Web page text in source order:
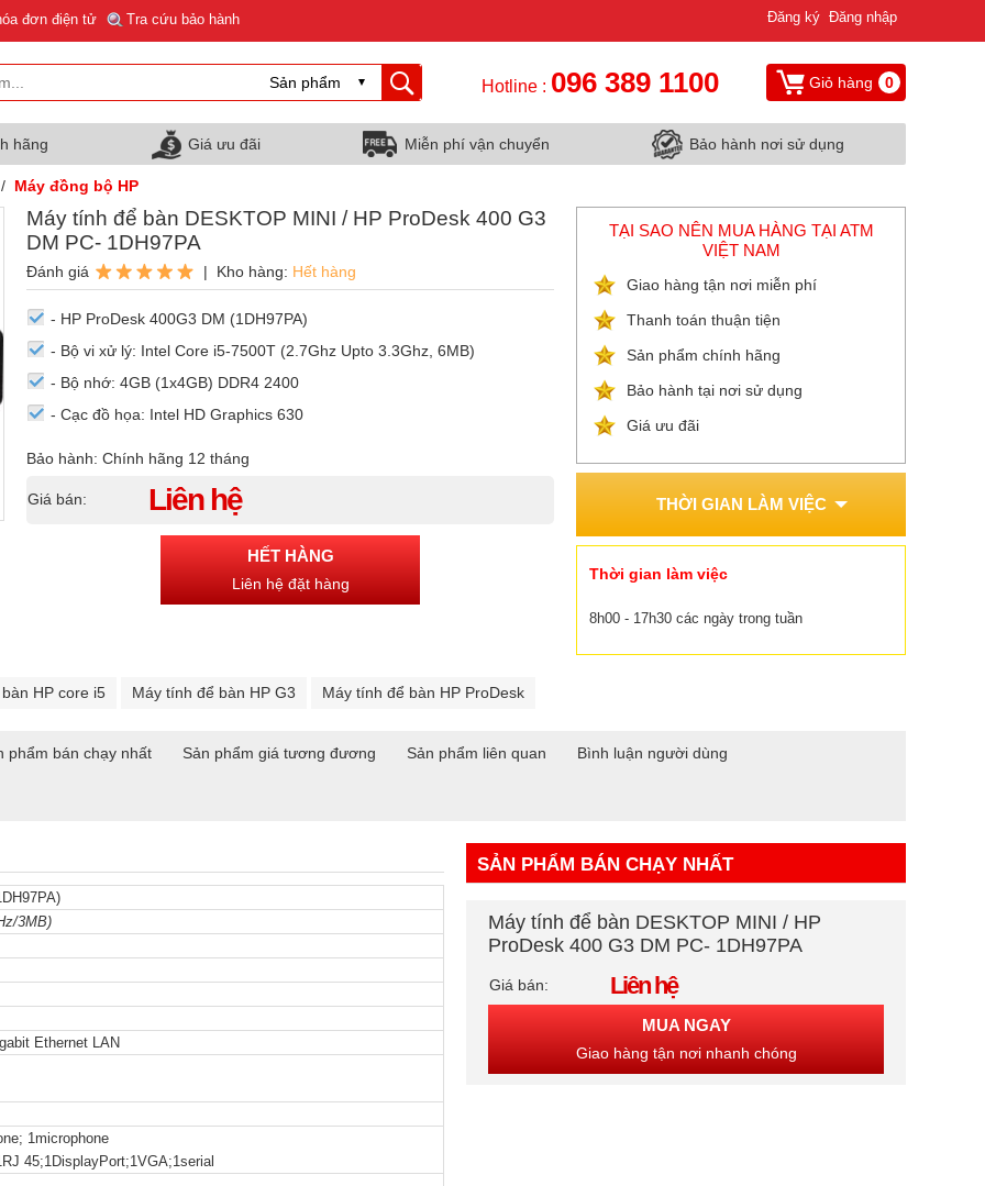
đơn điện tử Tra cứu bảo hành Đăng ký Đăng nhập
Hotline : 096 389 1100 Giỏ hàng 0
hãng Giá ưu đãi Miễn phí vận chuyển Bảo hành nơi sử dụng
/ Máy đồng bộ HP
Máy tính để bàn DESKTOP MINI / HP ProDesk 400 G3
DM PC- 1DH97PA
Đánh giá | Kho hàng: Hết hàng
- HP ProDesk 400G3 DM (1DH97PA)
- Bộ vi xử lý: Intel Core i5-7500T (2.7Ghz Upto 3.3Ghz, 6MB)
- Bộ nhớ: 4GB (1x4GB) DDR4 2400
- Cạc đồ họa: Intel HD Graphics 630
Bảo hành: Chính hãng 12 tháng
Giá bán: Liên hệ
HẾT HÀNG
Liên hệ đặt hàng
TẠI SAO NÊN MUA HÀNG TẠI ATM
VIỆT NAM
Giao hàng tận nơi miễn phí
Thanh toán thuận tiện
Sản phẩm chính hãng
Bảo hành tại nơi sử dụng
Giá ưu đãi
THỜI GIAN LÀM VIỆC
Thời gian làm việc
8h00 - 17h30 các ngày trong tuần
HP core i5 Máy tính để bàn HP G3 Máy tính để bàn HP ProDesk
phẩm bán chạy nhất Sản phẩm giá tương đương Sản phẩm liên quan Bình luận người dùng
3MB)
Ethernet LAN
1microphone
45;1DisplayPort;1VGA;1serial
SẢN PHẨM BÁN CHẠY NHẤT
Máy tính để bàn DESKTOP MINI / HP
ProDesk 400 G3 DM PC- 1DH97PA
Giá bán: Liên hệ
MUA NGAY
Giao hàng tận nơi nhanh chóng